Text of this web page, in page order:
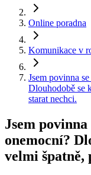
Online poradna
Komunikace v
Jsem povinna
Dlouhodobě se
starat nechci.
Jsem
onemocní?
velmi špatně,